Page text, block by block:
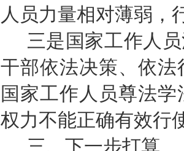
人员力量相对薄弱，
三是国家工作人
干部依法决策、依
国家工作人员尊法
权力不能正确有效行
三、下一步打算